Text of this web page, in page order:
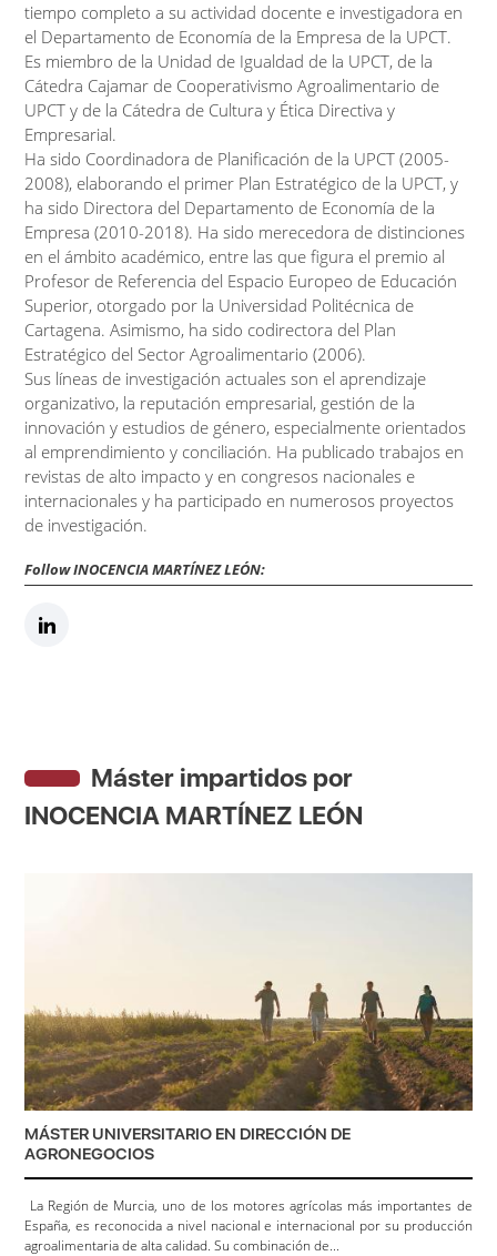
tiempo completo a su actividad docente e investigadora en
el Departamento de Economía de la Empresa de la UPCT.
Es miembro de la Unidad de Igualdad de la UPCT, de la
Cátedra Cajamar de Cooperativismo Agroalimentario de
UPCT y de la Cátedra de Cultura y Ética Directiva y
Empresarial.
Ha sido Coordinadora de Planificación de la UPCT (2005-
2008), elaborando el primer Plan Estratégico de la UPCT, y
ha sido Directora del Departamento de Economía de la
Empresa (2010-2018). Ha sido merecedora de distinciones
en el ámbito académico, entre las que figura el premio al
Profesor de Referencia del Espacio Europeo de Educación
Superior, otorgado por la Universidad Politécnica de
Cartagena. Asimismo, ha sido codirectora del Plan
Estratégico del Sector Agroalimentario (2006).
Sus líneas de investigación actuales son el aprendizaje
organizativo, la reputación empresarial, gestión de la
innovación y estudios de género, especialmente orientados
al emprendimiento y conciliación. Ha publicado trabajos en
revistas de alto impacto y en congresos nacionales e
internacionales y ha participado en numerosos proyectos
de investigación.
Follow INOCENCIA MARTÍNEZ LEÓN:
Máster impartidos por
INOCENCIA MARTÍNEZ LEÓN
MÁSTER UNIVERSITARIO EN DIRECCIÓN DE
AGRONEGOCIOS
La Región de Murcia, uno de los motores agrícolas más importantes de
España, es reconocida a nivel nacional e internacional por su producción
agroalimentaria de alta calidad. Su combinación de...